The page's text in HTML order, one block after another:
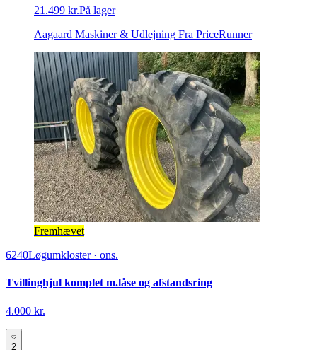
21.499 kr.På lager
Aagaard Maskiner & Udlejning Fra PriceRunner
Fremhævet
6240Løgumkloster· ons.
Tvillinghjul komplet m.låse og afstandsring
4.000 kr.
2